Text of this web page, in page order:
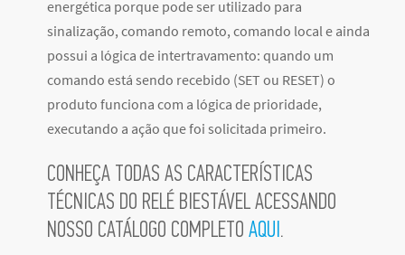
energética porque pode ser utilizado para
sinalização, comando remoto, comando local e ainda
possui a lógica de intertravamento: quando um
comando está sendo recebido (SET ou RESET) o
produto funciona com a lógica de prioridade,
executando a ação que foi solicitada primeiro.
CONHEÇA TODAS AS CARACTERÍSTICAS
TÉCNICAS DO RELÉ BIESTÁVEL ACESSANDO
NOSSO CATÁLOGO COMPLETO AQUI.